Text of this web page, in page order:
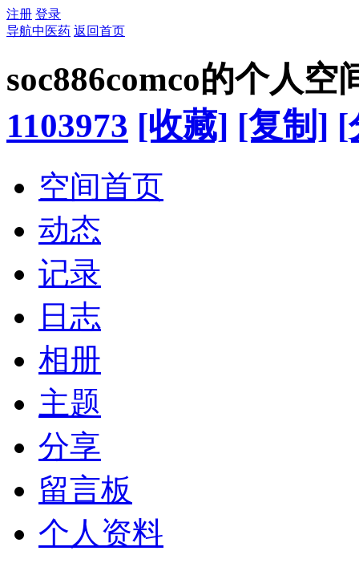
注册 登录
导航中医药 返回首页
soc886comco的个人空
1103973 [收藏] [复制] [
空间首页
动态
记录
日志
相册
主题
分享
留言板
个人资料